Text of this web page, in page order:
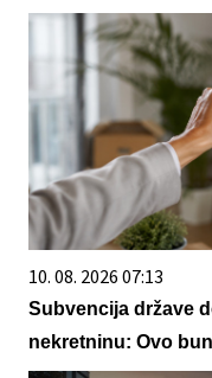
10. 08. 2026 07:13
Subvencija države
nekretninu: Ovo